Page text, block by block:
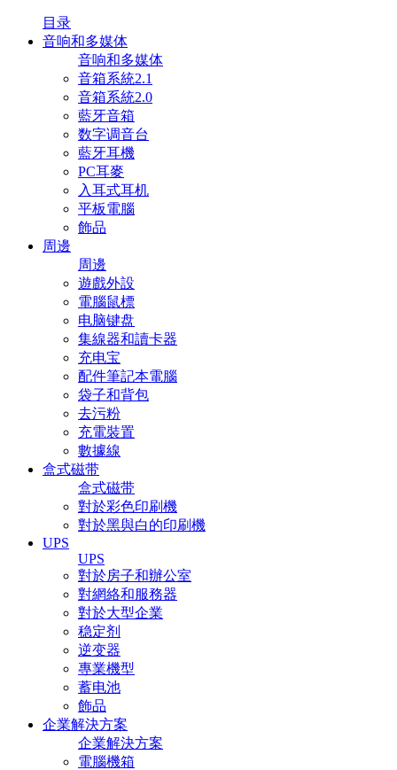
目录
音响和多媒体
音响和多媒体
音箱系統2.1
音箱系統2.0
藍牙音箱
数字调音台
藍牙耳機
PC耳麥
入耳式耳机
平板電腦
飾品
周邊
周邊
遊戲外設
電腦鼠標
电脑键盘
集線器和讀卡器
充电宝
配件筆記本電腦
袋子和背包
去污粉
充電裝置
數據線
盒式磁带
盒式磁带
對於彩色印刷機
對於黑與白的印刷機
UPS
UPS
對於房子和辦公室
對網絡和服務器
對於大型企業
稳定剂
逆变器
專業機型
蓄电池
飾品
企業解決方案
企業解決方案
電腦機箱